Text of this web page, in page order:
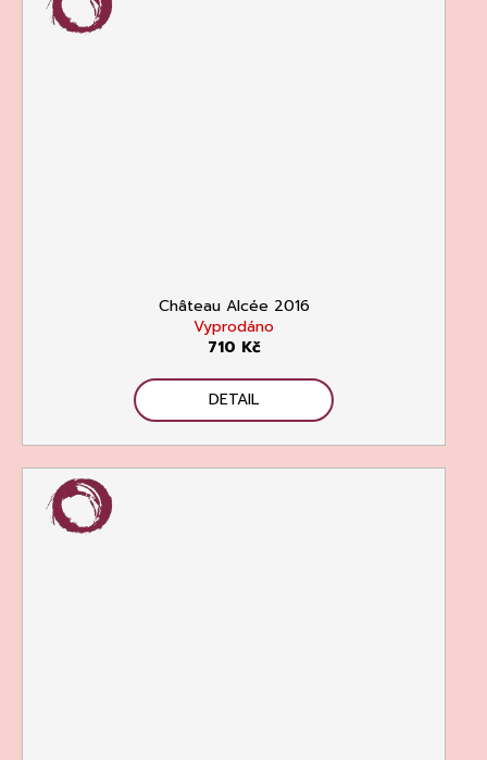
Château Alcée 2016
Vyprodáno
710 Kč
DETAIL